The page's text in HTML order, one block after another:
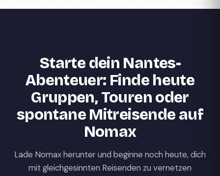
Starte dein Nantes-
Abenteuer: Finde heute
Gruppen, Touren oder
spontane Mitreisende auf
Nomax
Lade Nomax herunter und beginne noch heute, dich
mit gleichgesinnten Reisenden zu vernetzen